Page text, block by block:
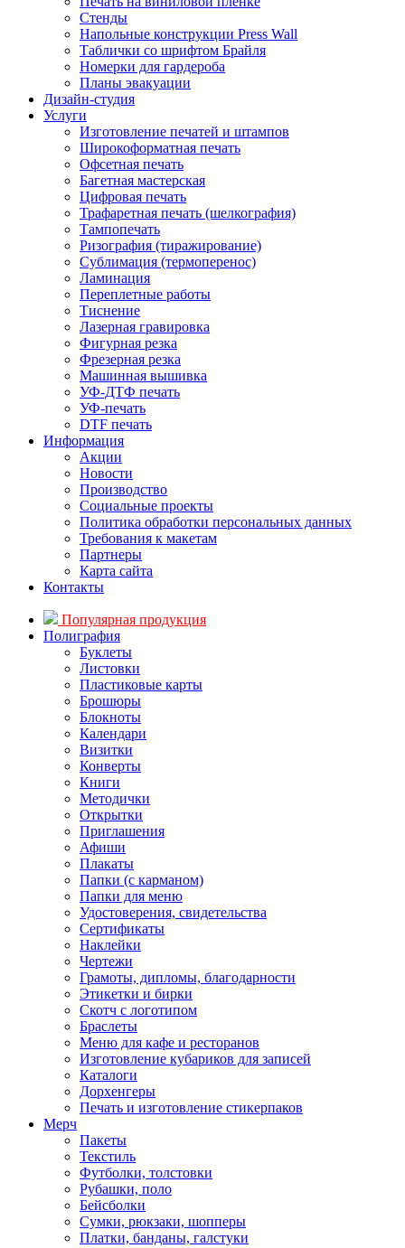
Стенды
Напольные конструкции Press Wall
Таблички со шрифтом Брайля
Номерки для гардероба
Планы эвакуации
Дизайн-студия
Услуги
Изготовление печатей и штампов
Широкоформатная печать
Офсетная печать
Багетная мастерская
Цифровая печать
Трафаретная печать (шелкография)
Тампопечать
Ризография (тиражирование)
Сублимация (термоперенос)
Ламинация
Переплетные работы
Тиснение
Лазерная гравировка
Фигурная резка
Фрезерная резка
Машинная вышивка
УФ-ДТФ печать
УФ-печать
DTF печать
Информация
Акции
Новости
Производство
Социальные проекты
Политика обработки персональных данных
Требования к макетам
Партнеры
Карта сайта
Контакты
Популярная продукция
Полиграфия
Буклеты
Листовки
Пластиковые карты
Брошюры
Блокноты
Календари
Визитки
Конверты
Книги
Методички
Открытки
Приглашения
Афиши
Плакаты
Папки (с карманом)
Папки для меню
Удостоверения, свидетельства
Сертификаты
Наклейки
Чертежи
Грамоты, дипломы, благодарности
Этикетки и бирки
Скотч с логотипом
Браслеты
Меню для кафе и ресторанов
Изготовление кубариков для записей
Каталоги
Дорхенгеры
Печать и изготовление стикерпаков
Мерч
Пакеты
Текстиль
Футболки, толстовки
Рубашки, поло
Бейсболки
Cумки, рюкзаки, шопперы
Платки, банданы, галстуки